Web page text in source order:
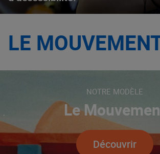
LE
NOTRE MODÈLE
Le
Découvrir